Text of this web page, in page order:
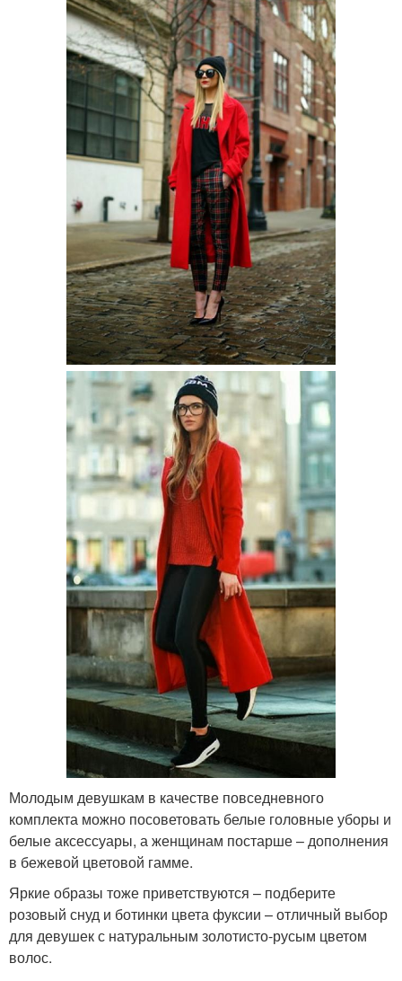
Молодым девушкам в качестве повседневного
комплекта можно посоветовать белые головные уборы и
белые аксессуары, а женщинам постарше – дополнения
в бежевой цветовой гамме.
Яркие образы тоже приветствуются – подберите
розовый снуд и ботинки цвета фуксии – отличный выбор
для девушек с натуральным золотисто-русым цветом
волос.